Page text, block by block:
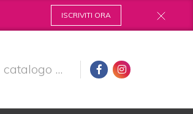
ISCRIVITI ORA